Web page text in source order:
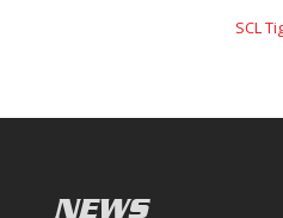
SCL
NEWS